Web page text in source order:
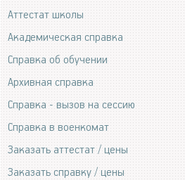
Аттестат школы
Академическая справка
Справка об обучении
Архивная справка
Справка - вызов на сессию
Справка в военкомат
Заказать аттестат / цены
Заказать справку / цены